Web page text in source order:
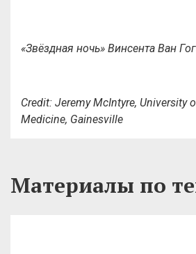
«Звёздная ночь» Винсента Ван
Credit: Jeremy McIntyre, University
Medicine, Gainesville
Материалы по